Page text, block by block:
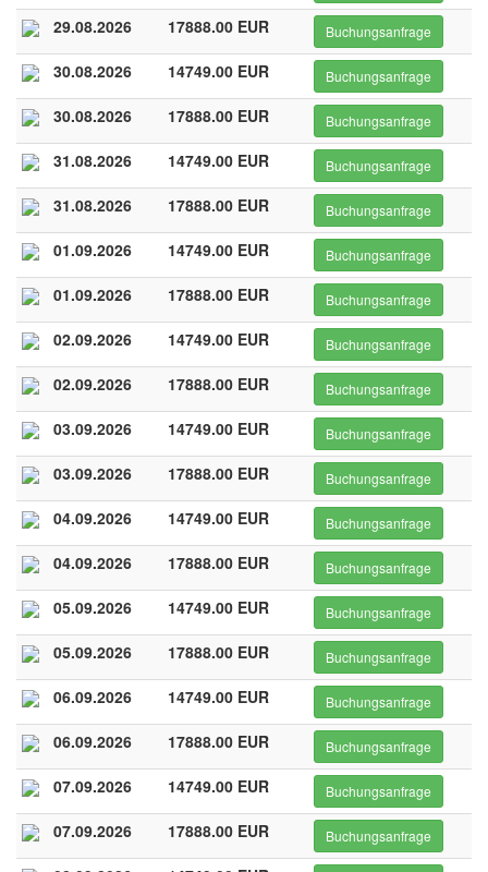
29.08.2026 17888.00 EUR Buchungsanfrage
30.08.2026 14749.00 EUR Buchungsanfrage
30.08.2026 17888.00 EUR Buchungsanfrage
31.08.2026 14749.00 EUR Buchungsanfrage
31.08.2026 17888.00 EUR Buchungsanfrage
01.09.2026 14749.00 EUR Buchungsanfrage
01.09.2026 17888.00 EUR Buchungsanfrage
02.09.2026 14749.00 EUR Buchungsanfrage
02.09.2026 17888.00 EUR Buchungsanfrage
03.09.2026 14749.00 EUR Buchungsanfrage
03.09.2026 17888.00 EUR Buchungsanfrage
04.09.2026 14749.00 EUR Buchungsanfrage
04.09.2026 17888.00 EUR Buchungsanfrage
05.09.2026 14749.00 EUR Buchungsanfrage
05.09.2026 17888.00 EUR Buchungsanfrage
06.09.2026 14749.00 EUR Buchungsanfrage
06.09.2026 17888.00 EUR Buchungsanfrage
07.09.2026 14749.00 EUR Buchungsanfrage
07.09.2026 17888.00 EUR Buchungsanfrage